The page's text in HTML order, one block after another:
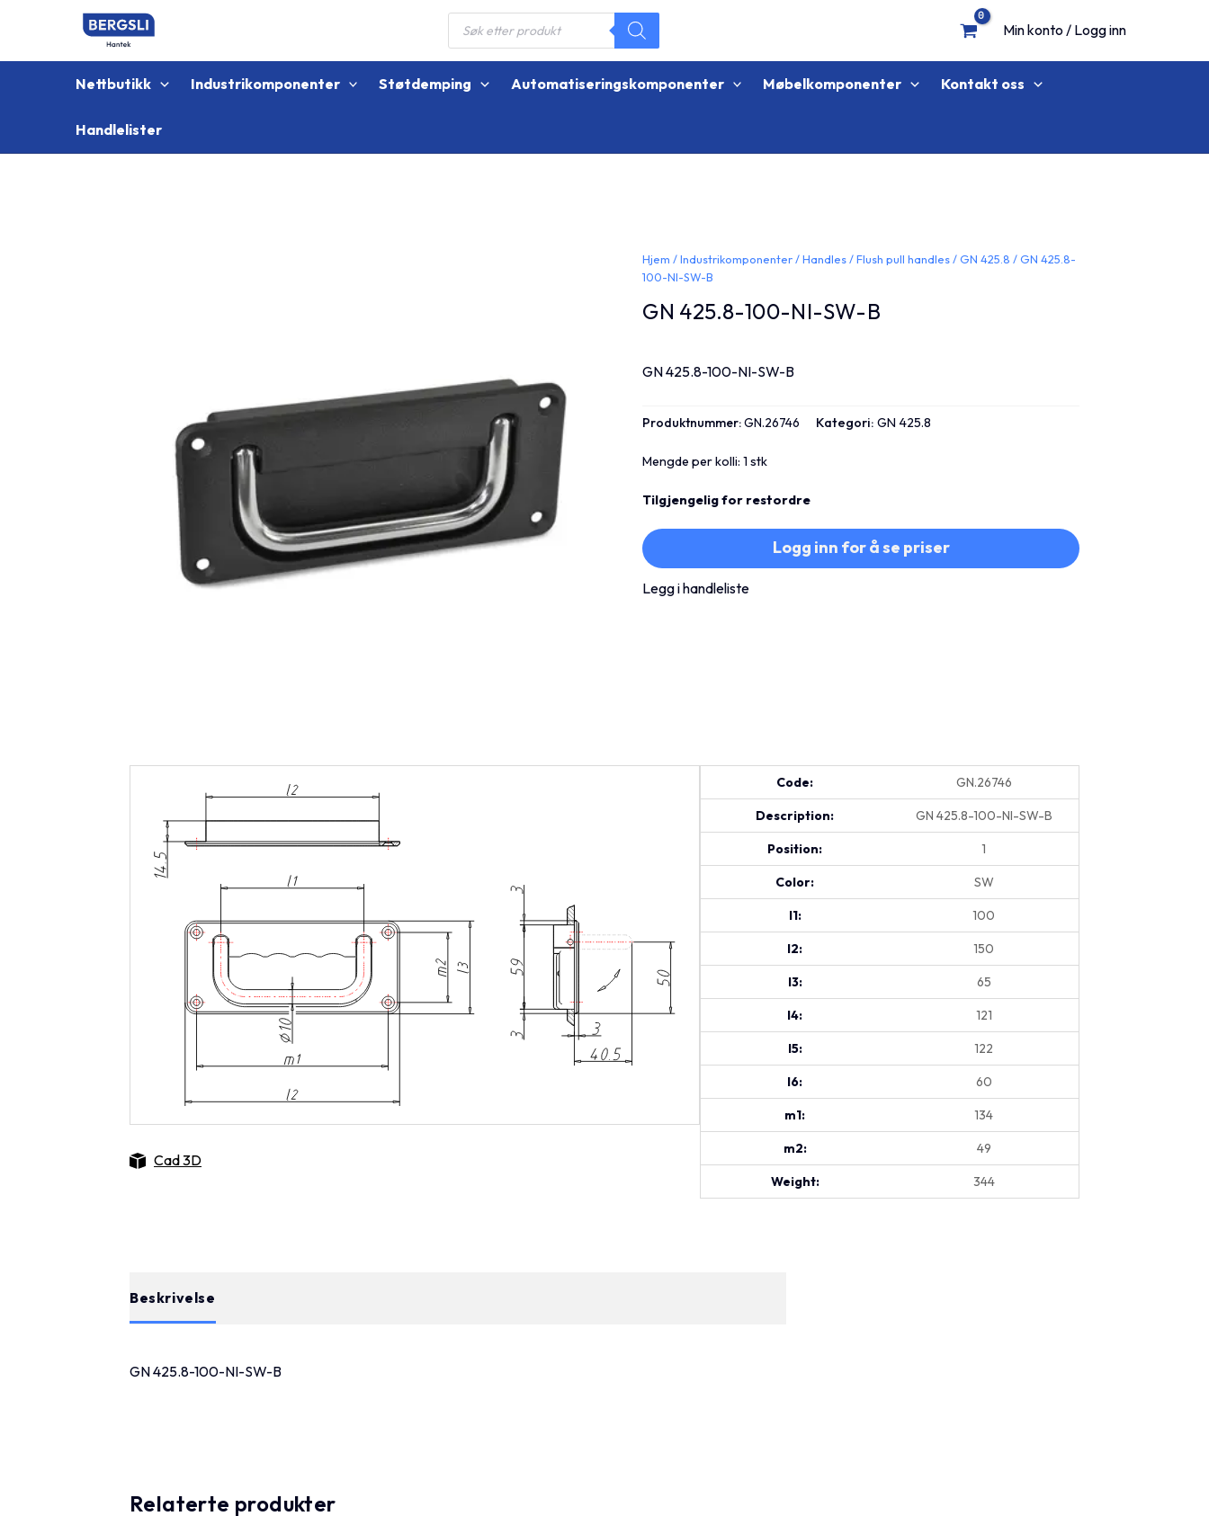
Products
search
Min konto / Logg inn
Nettbutikk Industrikomponenter Støtdemping Automatiseringskomponenter Møbelkomponenter Kontakt oss
Handlelister
Hjem /Industrikomponenter/Handles/Flush pull handles/GN 425.8 / GN 425.8-
100-NI-SW-B
GN 425.8-100-NI-SW-B
GN 425.8-100-NI-SW-B
Produktnummer:GN.26746 Kategori:GN 425.8
Mengde per kolli: 1 stk
Tilgjengelig for restordre
Logg inn for å se priser
Legg i handleliste
Code: GN.26746
Description: GN 425.8-100-NI-SW-B
Position: 1
Color: SW
l1: 100
l2: 150
l3: 65
l4: 121
l5: 122
l6: 60
m1: 134
m2: 49
Weight: 344
Cad 3D
Beskrivelse
GN 425.8-100-NI-SW-B
Relaterte produkter